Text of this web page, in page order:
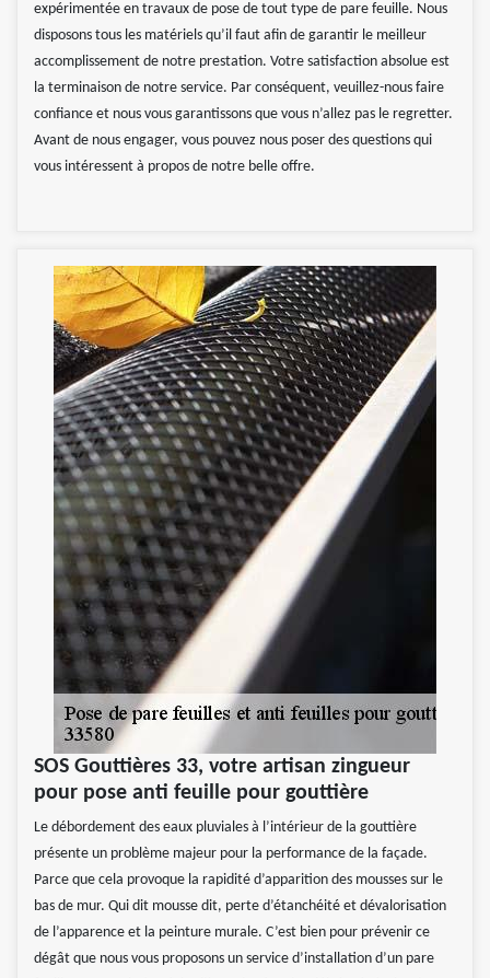
expérimentée en travaux de pose de tout type de pare feuille. Nous
disposons tous les matériels qu’il faut afin de garantir le meilleur
accomplissement de notre prestation. Votre satisfaction absolue est
la terminaison de notre service. Par conséquent, veuillez-nous faire
confiance et nous vous garantissons que vous n’allez pas le regretter.
Avant de nous engager, vous pouvez nous poser des questions qui
vous intéressent à propos de notre belle offre.
SOS Gouttières 33, votre artisan zingueur
pour pose anti feuille pour gouttière
Le débordement des eaux pluviales à l’intérieur de la gouttière
présente un problème majeur pour la performance de la façade.
Parce que cela provoque la rapidité d’apparition des mousses sur le
bas de mur. Qui dit mousse dit, perte d’étanchéité et dévalorisation
de l’apparence et la peinture murale. C’est bien pour prévenir ce
dégât que nous vous proposons un service d’installation d’un pare